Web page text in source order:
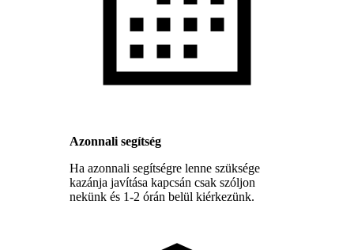
Azonnali segítség
Ha azonnali segítségre lenne szüksége
kazánja javítása kapcsán csak szóljon
nekünk és 1-2 órán belül kiérkezünk.